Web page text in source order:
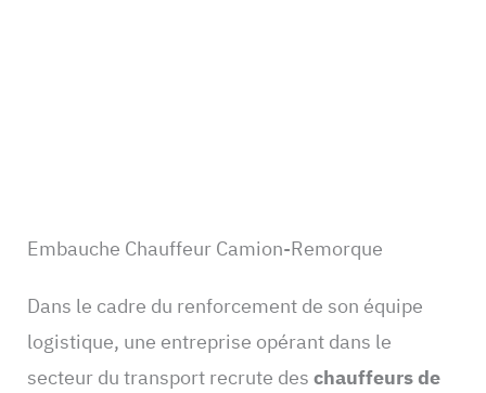
Embauche Chauffeur Camion-Remorque
Dans le cadre du renforcement de son équipe
logistique, une entreprise opérant dans le
secteur du transport recrute deschauffeurs de